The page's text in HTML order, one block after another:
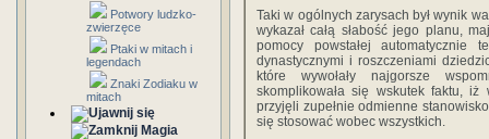
Potwory ludzko-
zwierzęce
Ptaki w mitach i
legendach
Znaki Zodiaku w
mitach
Magia
Taki w ogólnych zarysach był wynik
wykazał całą słabość jego planu,
pomocy powstałej automa­tycznie
dynastycz­nymi i roszczeniami
które wywołały najgorsze
skomplikowała się wskutek faktu,
przyjęli zupełnie odmienne
się stosować wobec wszystkich.